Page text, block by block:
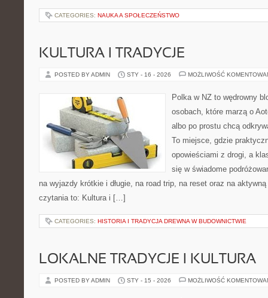
CATEGORIES: NAUKA A SPOŁECZEŃSTWO
KULTURA I TRADYCJE
POSTED BY ADMIN STY - 16 - 2026 MOŻLIWOŚĆ
Polka w NZ to wędrowny
osobach, które marzą o
albo po prostu chcą
To miejsce, gdzie
opowieściami z drogi, a
się w świadome
na wyjazdy krótkie i długie, na road trip, na reset oraz na
czytania to: Kultura i […]
CATEGORIES: HISTORIA I TRADYCJA DREWNA W BUDOWNICTWIE
LOKALNE TRADYCJE I KULTURA
POSTED BY ADMIN STY - 15 - 2026 MOŻLIWOŚĆ